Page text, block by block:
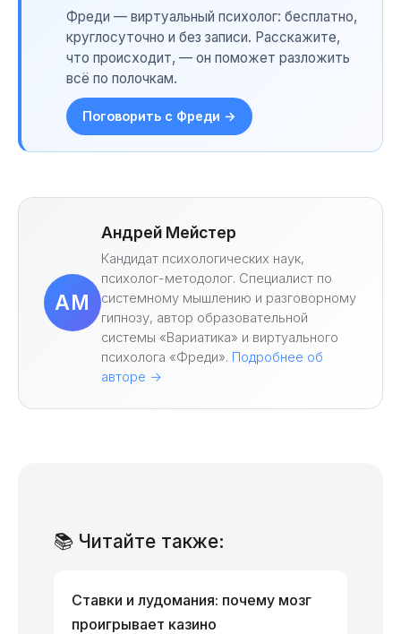
Фреди — виртуальный психолог: бесплатно,
круглосуточно и без записи. Расскажите,
что происходит, — он поможет разложить
всё по полочкам.
Поговорить с Фреди →
АМ
Андрей Мейстер
Кандидат психологических наук,
психолог-методолог. Специалист по
системному мышлению и разговорному
гипнозу, автор образовательной
системы «Вариатика» и виртуального
психолога «Фреди». Подробнее об
авторе →
📚 Читайте также:
Ставки и лудомания: почему мозг
проигрывает казино